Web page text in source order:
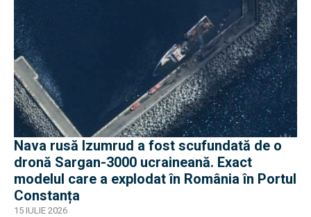
Nava rusă Izumrud a fost scufundată de o
dronă Sargan-3000 ucraineană. Exact
modelul care a explodat în România în Portul
Constanța
15 IULIE 2026